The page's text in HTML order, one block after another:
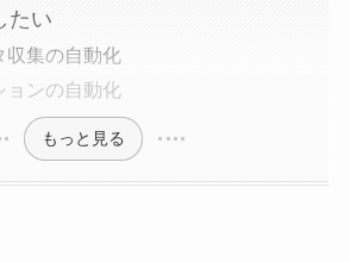
たい
収集の自動化
ョンの自動化
もっと見る